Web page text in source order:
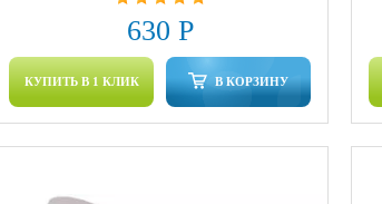
630 Р
КУПИТЬ В 1 КЛИК В КОРЗИНУ